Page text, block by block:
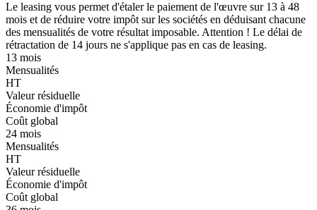
Le leasing vous permet d'étaler le paiement de l'œuvre sur 13 à 48
mois et de réduire votre impôt sur les sociétés en déduisant chacune
des mensualités de votre résultat imposable. Attention ! Le délai de
rétractation de 14 jours ne s'applique pas en cas de leasing.
13 mois
Mensualités
HT
Valeur résiduelle
Économie d'impôt
Coût global
24 mois
Mensualités
HT
Valeur résiduelle
Économie d'impôt
Coût global